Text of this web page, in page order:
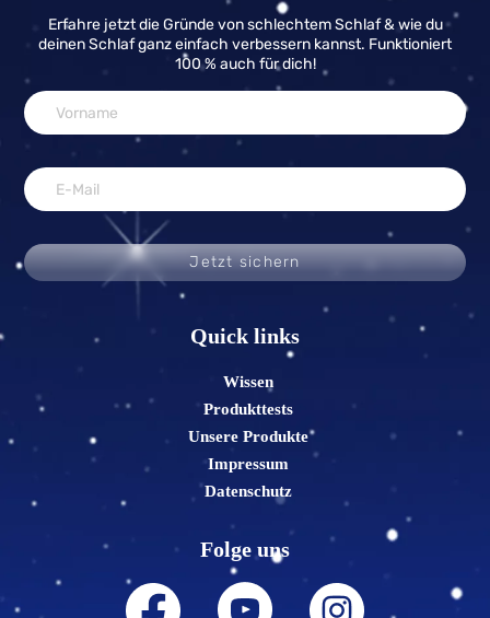
Erfahre jetzt die Gründe von schlechtem Schlaf & wie du
deinen Schlaf ganz einfach verbessern kannst. Funktioniert
100 % auch für dich!
Jetzt sichern
Quick links
Wissen
Produkttests
Unsere Produkte
Impressum
Datenschutz
Folge uns